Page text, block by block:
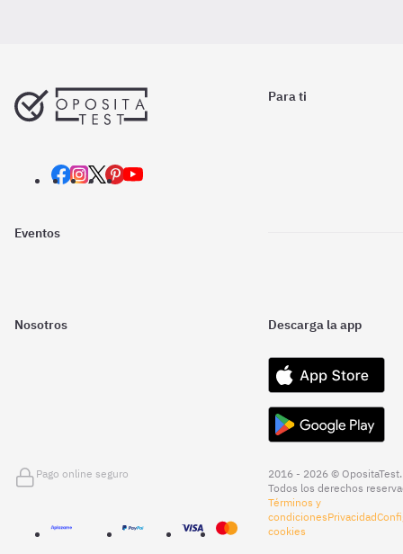
Para ti
Eventos
Nosotros Descarga la app
Pago online seguro
2016 - 2026 © OpositaTest.
Todos los derechos
Términos y
condicionesPrivacidad
cookies